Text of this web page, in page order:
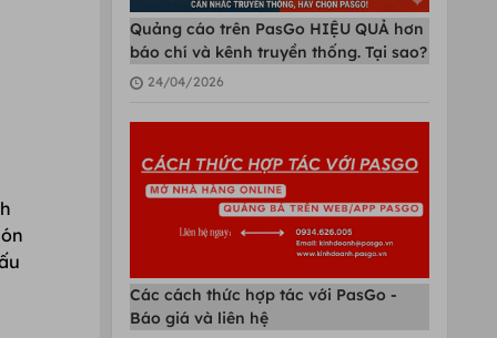
Quảng cáo trên PasGo HIỆU QUẢ hơn
báo chí và kênh truyền thống. Tại sao?
24/04/2026
Các cách thức hợp tác với PasGo -
Báo giá và liên hệ